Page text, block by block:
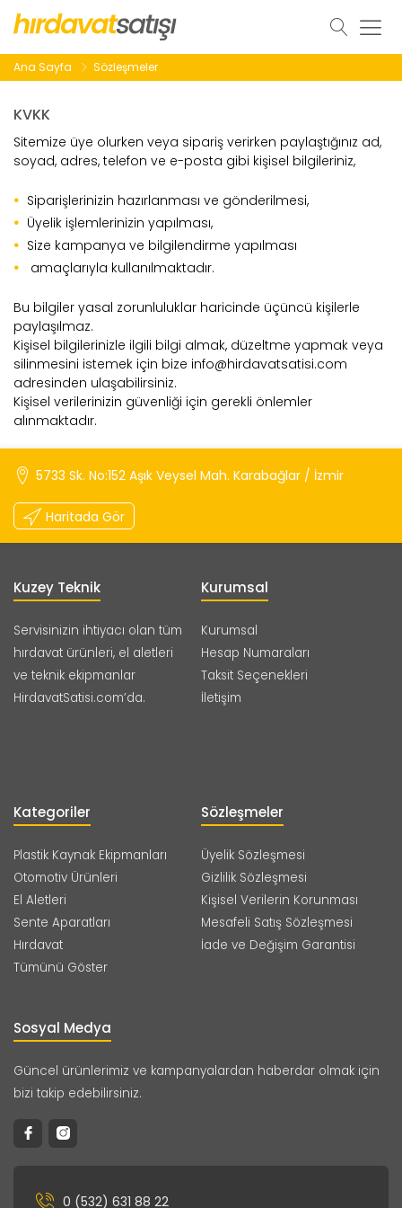
Ana Sayfa Sözleşmeler
KVKK
Sitemize üye olurken veya sipariş verirken paylaştığınız ad,
soyad, adres, telefon ve e-posta gibi kişisel bilgileriniz,
Siparişlerinizin hazırlanması ve gönderilmesi,
Üyelik işlemlerinizin yapılması,
Size kampanya ve bilgilendirme yapılması
amaçlarıyla kullanılmaktadır.
Bu bilgiler yasal zorunluluklar haricinde üçüncü kişilerle
paylaşılmaz.
Kişisel bilgilerinizle ilgili bilgi almak, düzeltme yapmak veya
silinmesini istemek için bize info@hirdavatsatisi.com
adresinden ulaşabilirsiniz.
Kişisel verilerinizin güvenliği için gerekli önlemler
alınmaktadır.
5733 Sk. No:152 Aşık Veysel Mah. Karabağlar / İzmir
Haritada Gör
Kuzey Teknik
Servisinizin ihtiyacı olan tüm
hırdavat ürünleri, el aletleri
ve teknik ekipmanlar
HirdavatSatisi.com’da.
Kurumsal
Kurumsal
Hesap Numaraları
Taksit Seçenekleri
İletişim
Kategoriler
Plastik Kaynak Ekipmanları
Otomotiv Ürünleri
El Aletleri
Sente Aparatları
Hırdavat
Tümünü Göster
Sözleşmeler
Üyelik Sözleşmesi
Gizlilik Sözleşmesi
Kişisel Verilerin Korunması
Mesafeli Satış Sözleşmesi
İade ve Değişim Garantisi
Sosyal Medya
Güncel ürünlerimiz ve kampanyalardan haberdar olmak için
bizi takip edebilirsiniz.
0 (532) 631 88 22